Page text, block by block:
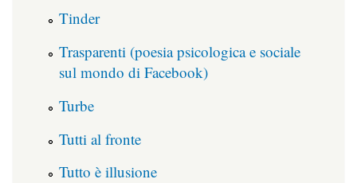
Tinder
Trasparenti (poesia psicologica e sociale
sul mondo di Facebook)
Turbe
Tutti al fronte
Tutto è illusione